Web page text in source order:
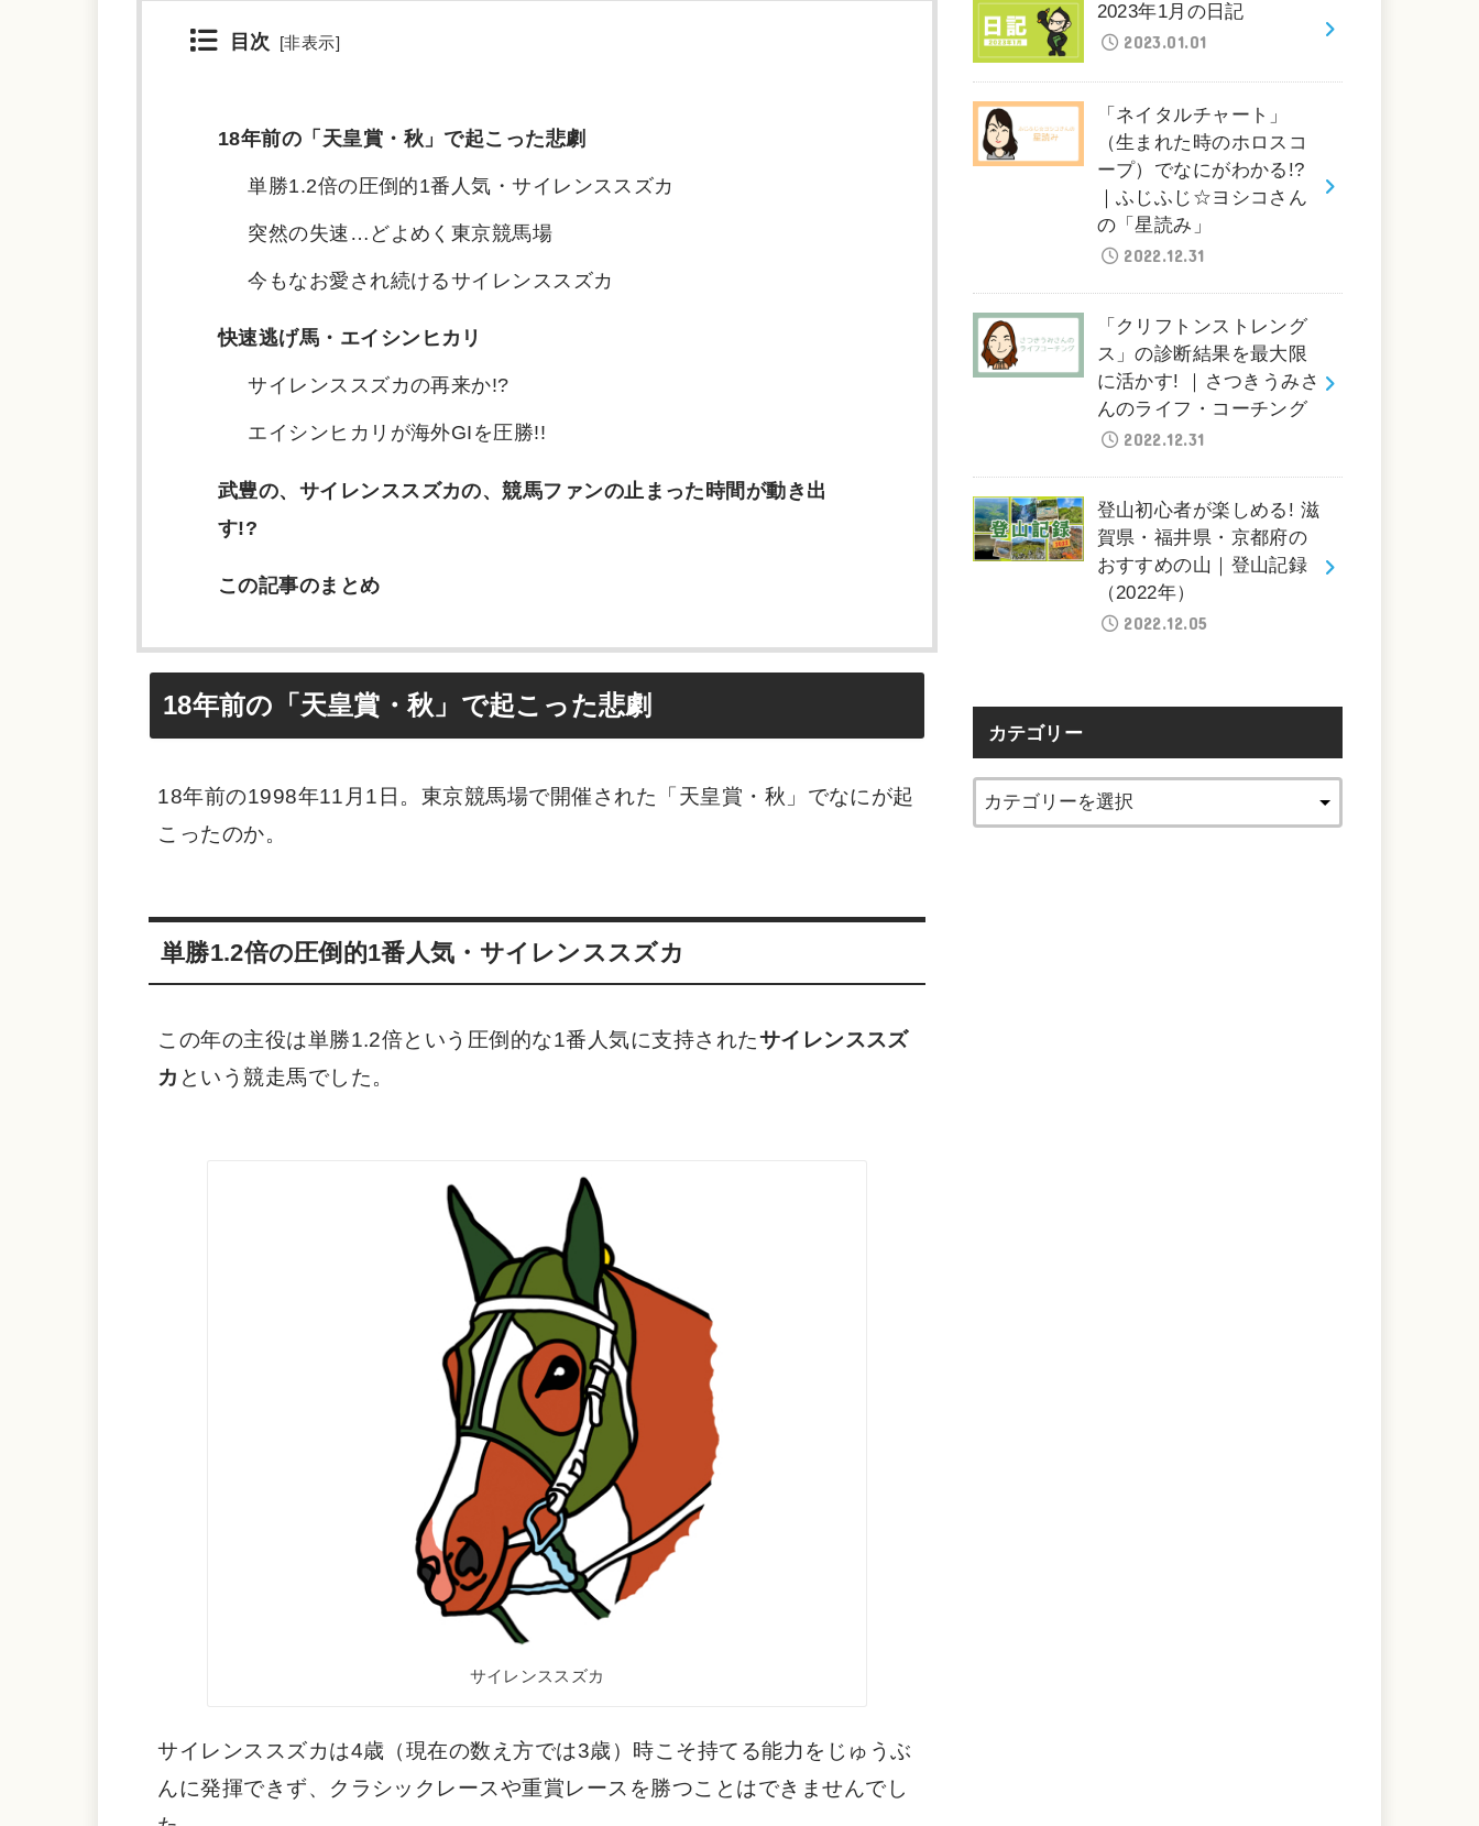
目次 [非表示]
18年前の「天皇賞・秋」で起こった悲劇
単勝1.2倍の圧倒的1番人気・サイレンススズカ
突然の失速…どよめく東京競馬場
今もなお愛され続けるサイレンススズカ
快速逃げ馬・エイシンヒカリ
サイレンススズカの再来か!?
エイシンヒカリが海外GIを圧勝!!
武豊の、サイレンススズカの、競馬ファンの止まった時間が動き出
す!?
この記事のまとめ
18年前の「天皇賞・秋」で起こった悲劇
18年前の1998年11月1日。東京競馬場で開催された「天皇賞・秋」でなにが起
こったのか。
単勝1.2倍の圧倒的1番人気・サイレンススズカ
この年の主役は単勝1.2倍という圧倒的な1番人気に支持されたサイレンススズ
カ という競走馬でした。
サイレンススズカ
サイレンススズカは4歳（現在の数え方では3歳）時こそ持てる能力をじゅうぶ
んに発揮できず、クラシックレースや重賞レースを勝つことはできませんでし
2023年1月の日記
2023.01.01
「ネイタルチャート」
（生まれた時のホロスコ
ープ）でなにがわかる!?
｜ふじふじ☆ヨシコさん
の「星読み」
2022.12.31
「クリフトンストレング
ス」の診断結果を最大限
に活かす! ｜さつきうみさ
んのライフ・コーチング
2022.12.31
登山初心者が楽しめる! 滋
賀県・福井県・京都府の
おすすめの山｜登山記録
（2022年）
2022.12.05
カテゴリー